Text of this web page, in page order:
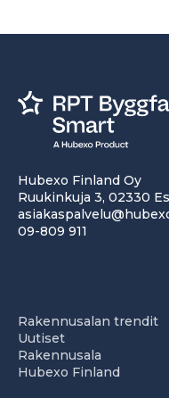
Hubexo Finland Oy
Ruukinkuja 3, 02330
09-809 911
Rakennusalan trendit
Uutiset
Rakennusala
Hubexo Finland